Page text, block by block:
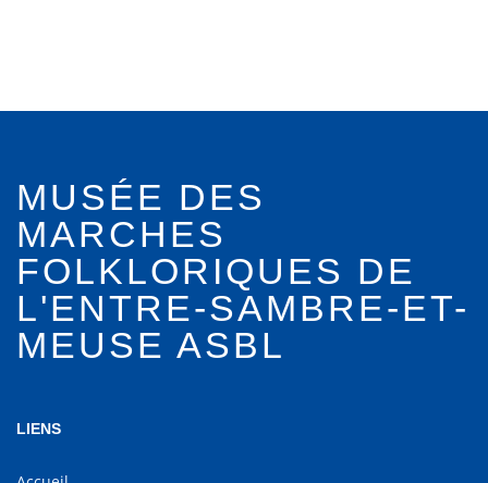
MUSÉE DES
MARCHES
FOLKLORIQUES DE
L'ENTRE-SAMBRE-ET-
MEUSE ASBL
LIENS